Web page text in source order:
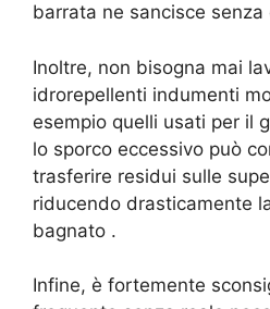
barrata ne sancisce
Inoltre, non bisogna mai
idrorepellenti indumenti
esempio quelli usati per il
lo sporco eccessivo può
trasferire residui sulle
riducendo drasticamente
bagnato .
Infine, è fortemente